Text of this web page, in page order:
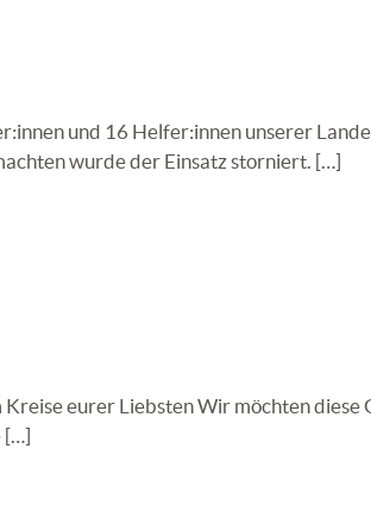
und 16 Helfer:innen unserer
wurde der Einsatz storniert. […]
eurer Liebsten Wir möchten diese
[…]